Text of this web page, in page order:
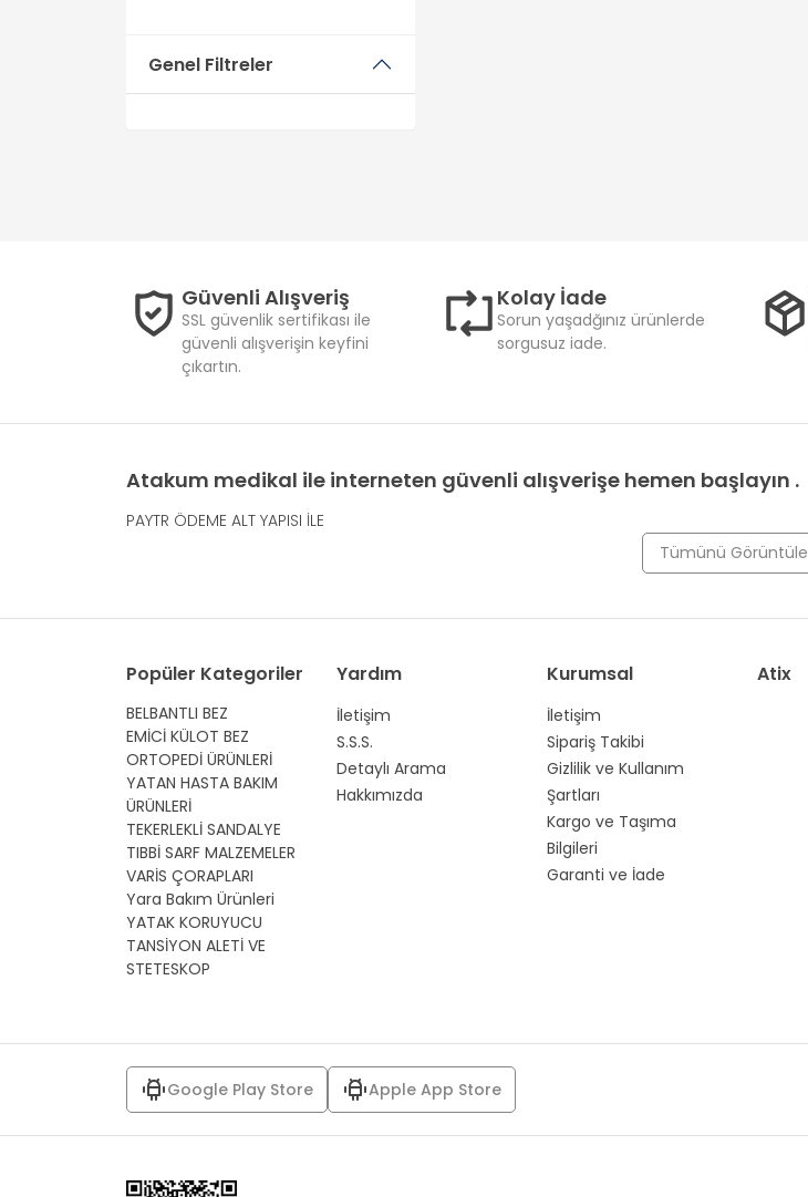
Genel Filtreler
Güvenli Alışveriş
SSL güvenlik sertifikası ile
güvenli alışverişin keyfini
çıkartın.
Kolay İade
Sorun yaşadğınız ürünlerde
sorgusuz iade.
Atakum medikal ile interneten güvenli alışverişe hemen başlayın .
PAYTR ÖDEME ALT YAPISI İLE
Tümünü Görüntüle
Popüler Kategoriler
BELBANTLI BEZ
EMİCİ KÜLOT BEZ
ORTOPEDİ ÜRÜNLERİ
YATAN HASTA BAKIM
ÜRÜNLERİ
TEKERLEKLİ SANDALYE
TIBBİ SARF MALZEMELER
VARİS ÇORAPLARI
Yara Bakım Ürünleri
YATAK KORUYUCU
TANSİYON ALETİ VE
STETESKOP
Yardım
İletişim
S.S.S.
Detaylı Arama
Hakkımızda
Kurumsal
İletişim
Sipariş Takibi
Gizlilik ve Kullanım
Şartları
Kargo ve Taşıma
Bilgileri
Garanti ve İade
Atix
Google Play Store Apple App Store